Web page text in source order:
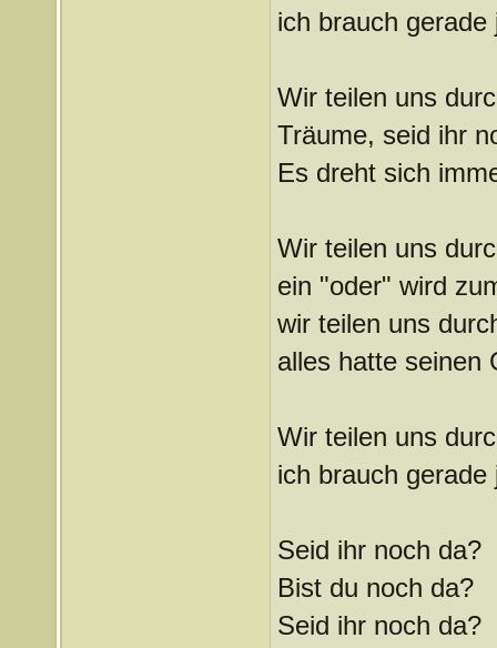
ich brauch gerade
Wir teilen uns
Träume, seid ihr
Es dreht sich
Wir teilen uns
ein "oder" wird
wir teilen uns
alles hatte seinen
Wir teilen uns
ich brauch gerade
Seid ihr noch da?
Bist du noch da?
Seid ihr noch da?